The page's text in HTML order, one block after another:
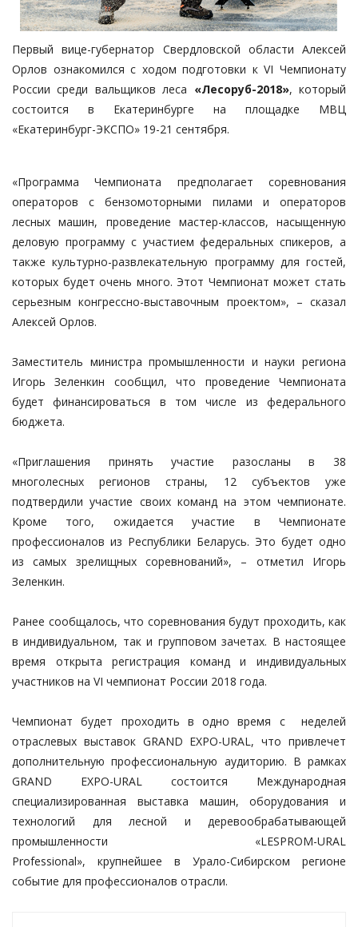
Первый вице-губернатор Свердловской области Алексей
Орлов ознакомился с ходом подготовки к VI Чемпионату
России среди вальщиков леса «Лесоруб-2018», который
состоится в Екатеринбурге на площадке МВЦ
«Екатеринбург-ЭКСПО» 19-21 сентября.
«Программа Чемпионата предполагает соревнования
операторов с бензомоторными пилами и операторов
лесных машин, проведение мастер-классов, насыщенную
деловую программу с участием федеральных спикеров, а
также культурно-развлекательную программу для гостей,
которых будет очень много. Этот Чемпионат может стать
серьезным конгрессно-выставочным проектом», – сказал
Алексей Орлов.
Заместитель министра промышленности и науки региона
Игорь Зеленкин сообщил, что проведение Чемпионата
будет финансироваться в том числе из федерального
бюджета.
«Приглашения принять участие разосланы в 38
многолесных регионов страны, 12 субъектов уже
подтвердили участие своих команд на этом чемпионате.
Кроме того, ожидается участие в Чемпионате
профессионалов из Республики Беларусь. Это будет одно
из самых зрелищных соревнований», – отметил Игорь
Зеленкин.
Ранее сообщалось, что соревнования будут проходить, как
в индивидуальном, так и групповом зачетах. В настоящее
время открыта регистрация команд и индивидуальных
участников на VI чемпионат России 2018 года.
Чемпионат будет проходить в одно время с неделей
отраслевых выставок GRAND EXPO-URAL , что привлечет
дополнительную профессиональную аудиторию. В рамках
GRAND EXPO-URAL состоится Международная
специализированная выставка машин, оборудования и
технологий для лесной и деревообрабатывающей
промышленности «LESPROM-URAL
Professional», крупнейшее в Урало-Сибирском регионе
событие для профессионалов отрасли.